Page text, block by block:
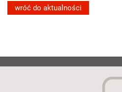
wróć do aktualności